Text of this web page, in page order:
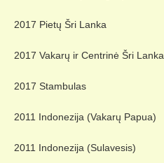
2017 Pietų Šri Lanka
2017 Vakarų ir Centrinė Šri Lanka
2017 Stambulas
2011 Indonezija (Vakarų Papua)
2011 Indonezija (Sulavesis)